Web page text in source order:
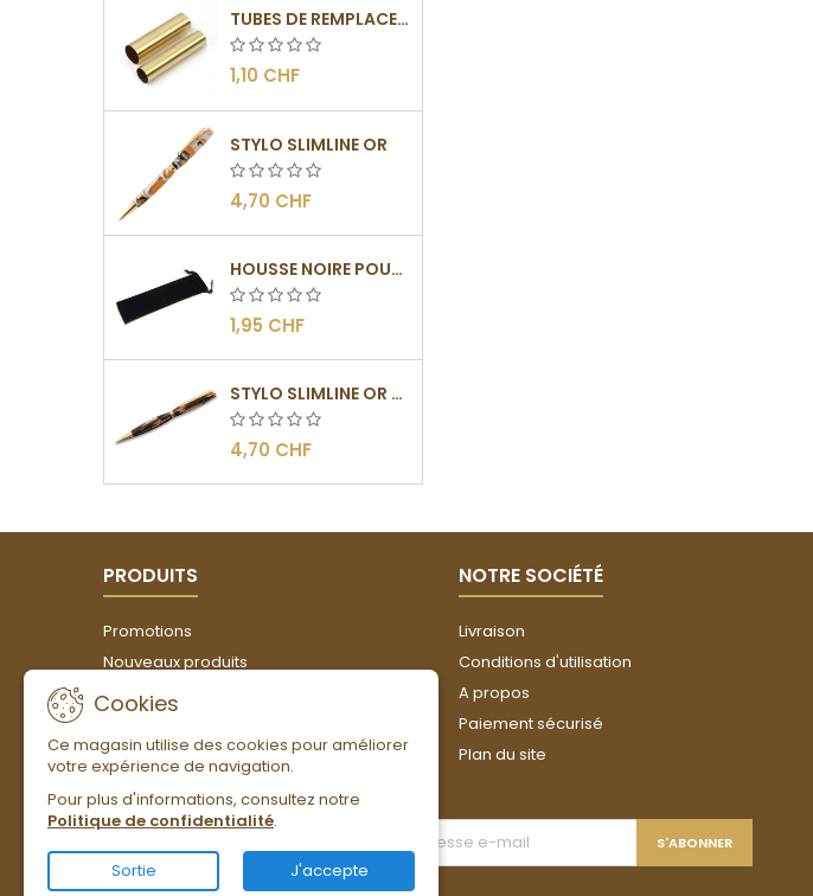
TUBES DE REMPLACEMENT POUR MÉCANISME SLIMLINE
1,10 CHF
STYLO SLIMLINE OR
4,70 CHF
HOUSSE NOIRE POUR STYLO
1,95 CHF
STYLO SLIMLINE OR - BARRETTE PLATE
4,70 CHF
PRODUITS
Promotions
Nouveaux produits
Meilleures ventes
NOTRE SOCIÉTÉ
Livraison
Conditions d'utilisation
A propos
Paiement sécurisé
Plan du site
Cookies
Ce magasin utilise des cookies pour améliorer
votre expérience de navigation.
Pour plus d'informations, consultez notre
Politique de confidentialité.
Sortie J'accepte